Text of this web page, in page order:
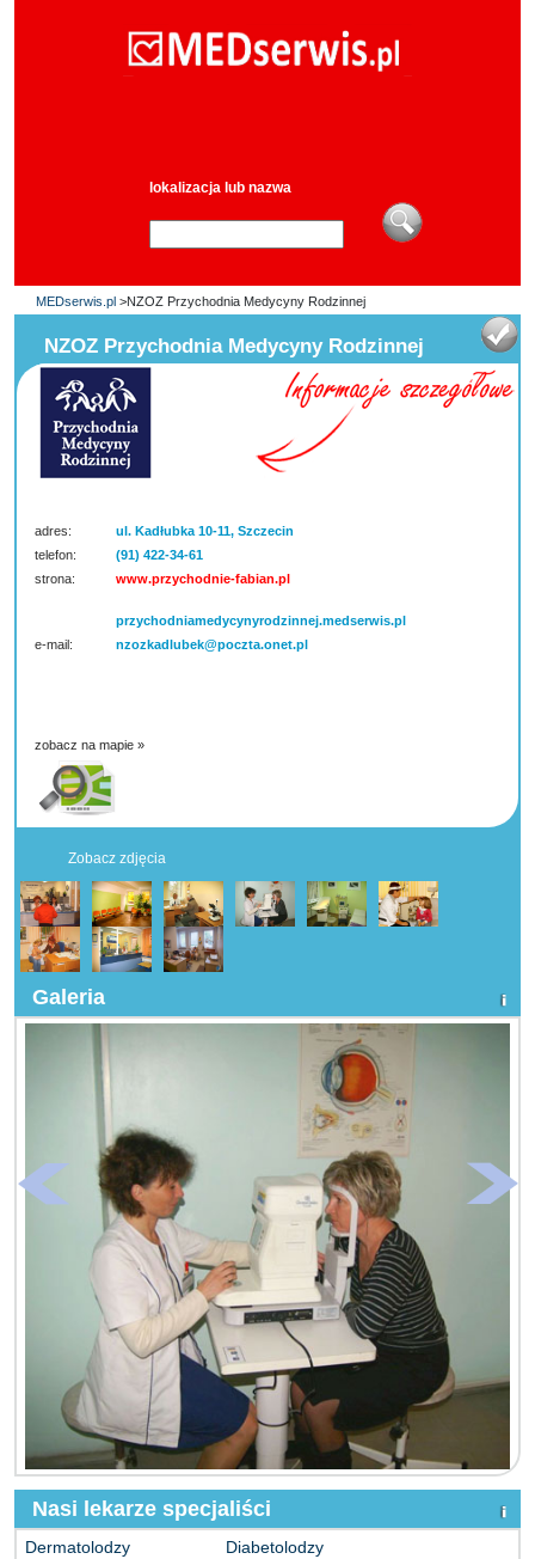
lokalizacja lub nazwa
MEDserwis.pl >NZOZ Przychodnia Medycyny Rodzinnej
NZOZ Przychodnia Medycyny Rodzinnej
adres:
ul. Kadłubka 10-11, Szczecin
telefon:
(91) 422-34-61
strona:
www.przychodnie-fabian.pl
przychodniamedycynyrodzinnej.medserwis.pl
e-mail:
nzozkadlubek@poczta.onet.pl
zobacz na mapie »
Zobacz zdjęcia
Galeria
Nasi lekarze specjaliści
Dermatolodzy
Diabetolodzy